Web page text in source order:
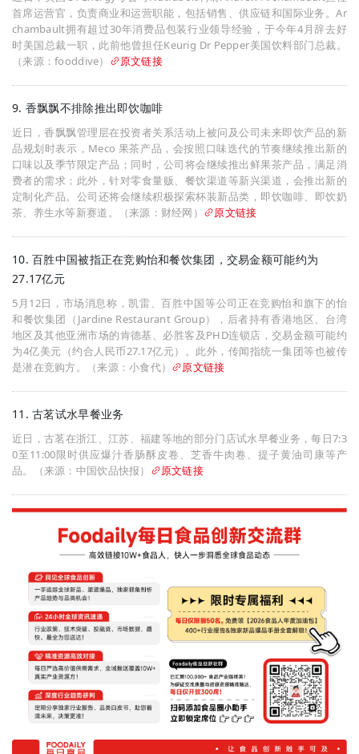
首席运营官，负责商业和运营职能，包括销售、供应链和国际业务。Ar
chambault拥有超过30年消费品包装行业领导经验，于今年4月辞去好
时美国总裁一职，此前他曾担任Keurig Dr Pepper美国饮料部门总裁。
（来源：fooddive）
原文链接
9. 香飘飘不排除推出即饮咖啡
近日，香飘飘管理层在投资者关系活动上被问及公司未来即饮产品的新
品规划时表示，Meco 果茶产品，会按照口味迭代的节奏继续推出新的
口味以及季节限定产品；同时，公司将会继续推出鲜果茶产品，满足消
费者的需求；此外，针对零食量贩、餐饮渠道等新兴渠道，会推出新的
定制化产品。公司还将会继续积极探索杯装新品类，即饮咖啡、即饮奶
茶、养生水等新赛道。（来源：财经网）
原文链接
10. 百胜中国被指正在竞购怡和餐饮集团，交易金额可能约为
27.17亿元
5月12日，市场消息称，凯雷、百胜中国等公司正在竞购怡和旗下的怡
和餐饮集团（Jardine Restaurant Group），后者持有香港地区、台湾
地区及其他亚洲市场的肯德基、必胜客及PHD连锁店，交易金额可能约
为4亿美元（约合人民币27.17亿元）。此外，传闻指统一集团等也被传
是潜在竞购方。（来源：小食代）
原文链接
11. 古茗试水早餐业务
近日，古茗在浙江、江苏、福建等地的部分门店试水早餐业务，每日7:3
0至11:00限时供应爆汁香肠酥皮卷、芝香牛肉卷、提子黄油司康等产
品。（来源：中国饮品快报）
原文链接